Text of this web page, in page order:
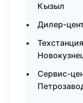
Кызыл
Дилер-
Сервис-